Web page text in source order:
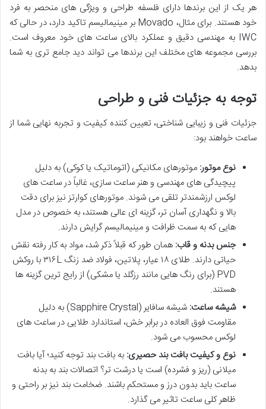
هر یک از این برندها دارای فلسفه طراحی و ویژگی های منحصر به فرد
خود هستند. برای مثال، Movado بر مینیمالیسم تاکید دارد، در حالی که
IWC به مهندسی دقیق و عملکرد بالای ساعت های خود معروف است.
بررسی مجموعه های مختلف این برندها می تواند دید جامع تری به شما
بدهد.
توجه به جزئیات فنی و طراحی
جزئیات فنی و زیبایی شناختی، تعیین کننده کیفیت و تجربه نهایی شما از
ساعت خواهند بود:
نوع موتور: موتورهای مکانیکی (اتوماتیک یا کوکی) به دلیل
پیچیدگی های مهندسی و هنر ساعت سازی، غالباً در ساعت های
لوکس ارزشمندتر تلقی می شوند. موتورهای کوارتز نیز برای دقت
بالا و نگهداری آسان تر، گزینه ای عالی هستند، به خصوص در مدل
هایی که به سمت ظرافت و مینیمالیسم گرایش دارند.
جنس بدنه و قاب: همان طور که قبلاً ذکر شد، مواد به کار رفته نقش
حیاتی دارند. طلای ۱۸ عیار، پلاتین، فولاد ضد زنگ ۳۱۶L با روکش
PVD (برای رنگ هایی مانند رزگلد یا مشکی) از رایج ترین گزینه ها
هستند.
شیشه ساعت:
شیشه سافایر (Sapphire Crystal) به دلیل
مقاومت فوق العاده در برابر خش، استاندارد طلایی در ساعت های
لوکس محسوب می شود.
نوع و کیفیت بافت بند حصیری: به بافت بند توجه کنید؛ آیا بافت
میلانی (ریز و فشرده) است یا درشت تر؟ اتصالات بند به بدنه
ساعت باید بدون درز و مستحکم باشند. ضخامت بند نیز بر راحتی و
ظاهر کلی ساعت تاثیر می گذارد.